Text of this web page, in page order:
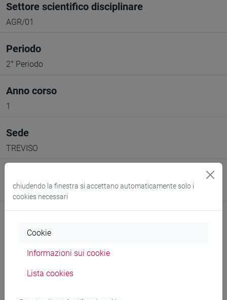
Settore scientifico disciplinare
AGR/01
Periodo
2° Periodo
Anno corso
1
Sede
TREVISO
Link allo spazio del corso
chiudendo la finestra si accettano automaticamente solo i
cookies necessari
Cookie
Informazioni sui cookie
Lista cookies